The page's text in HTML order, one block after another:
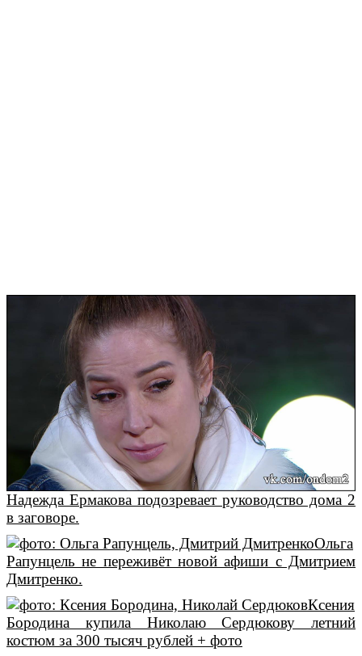
Надежда Ермакова подозревает руководство дома 2
в заговоре.
Ольга
Рапунцель не переживёт новой афиши с Дмитрием
Дмитренко.
Ксения
Бородина купила Николаю Сердюкову летний
костюм за 300 тысяч рублей + фото